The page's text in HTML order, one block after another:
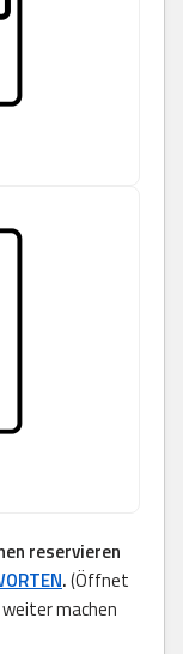
reservieren
.(Öffnet
machen